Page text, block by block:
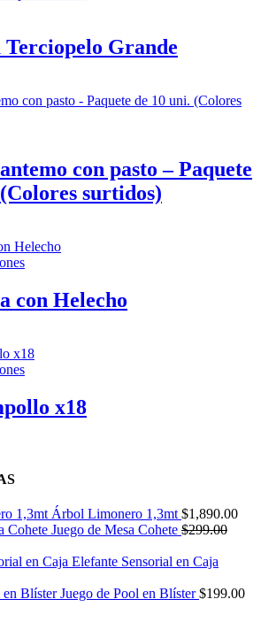
Terciopelo Grande
con pasto – Paquete
surtidos)
Este
múltiples
opciones
se
elegir
en
con Helecho
Este
tiene
múltiples
elegir
en
página
producto
x18
Árbol Limonero 1,3mt $1,890.00
Juego de Mesa Cohete $299.00
Elefante Sensorial en Caja
Juego de Pool en Blíster $199.00